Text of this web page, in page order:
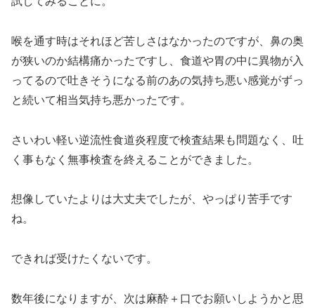
喉を通す時はそれほど苦しさはなかったのですが、鼻の奥
が狭いのか結構痛かったですし、食道や胃の中に異物が入
ってるので吐きそうになる前のあの気持ち悪い感覚がずっ
と続いて相当気持ち悪かったです。
さいわい軽い逆流性食道炎程度で検査結果も問題なく、吐
く事もなく無事検査を終えることができました。
想像していたよりは大丈夫でしたが、やっぱり苦手です
ね。
できれば受けたくないです。
数年後になりますが、次は麻酔＋口でお願いしようかと思